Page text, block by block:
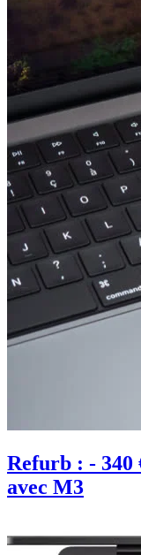
Refurb : - 340
avec M3